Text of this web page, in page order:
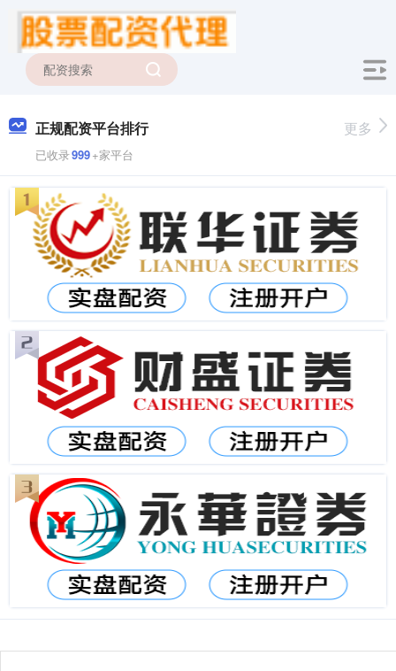
正规配资平台排行
已收录999+家平台
更多